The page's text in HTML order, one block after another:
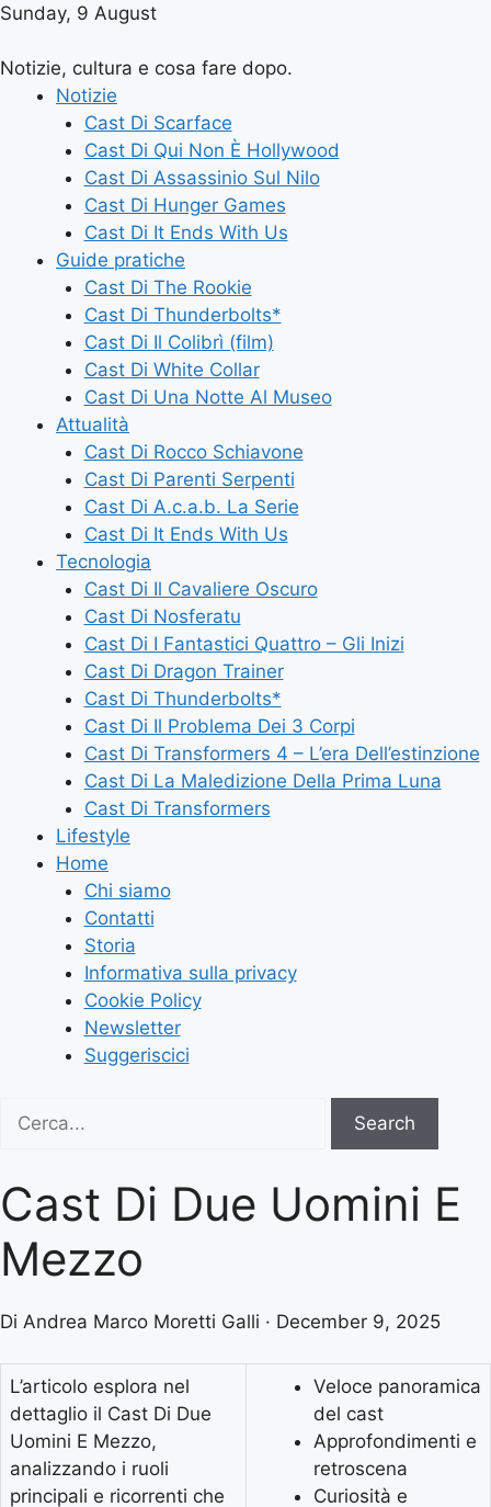
Sunday, 9 August
Notizie, cultura e cosa fare dopo.
Notizie
Cast Di Scarface
Cast Di Qui Non È Hollywood
Cast Di Assassinio Sul Nilo
Cast Di Hunger Games
Cast Di It Ends With Us
Guide pratiche
Cast Di The Rookie
Cast Di Thunderbolts*
Cast Di Il Colibrì (film)
Cast Di White Collar
Cast Di Una Notte Al Museo
Attualità
Cast Di Rocco Schiavone
Cast Di Parenti Serpenti
Cast Di A.c.a.b. La Serie
Cast Di It Ends With Us
Tecnologia
Cast Di Il Cavaliere Oscuro
Cast Di Nosferatu
Cast Di I Fantastici Quattro – Gli Inizi
Cast Di Dragon Trainer
Cast Di Thunderbolts*
Cast Di Il Problema Dei 3 Corpi
Cast Di Transformers 4 – L’era Dell’estinzione
Cast Di La Maledizione Della Prima Luna
Cast Di Transformers
Lifestyle
Home
Chi siamo
Contatti
Storia
Informativa sulla privacy
Cookie Policy
Newsletter
Suggeriscici
for:
Search
Cast Di Due Uomini E
Mezzo
Di Andrea Marco Moretti Galli · December 9, 2025
L’articolo esplora nel
dettaglio il Cast Di Due
Uomini E Mezzo,
analizzando i ruoli
principali e ricorrenti che
Veloce panoramica
del cast
Approfondimenti e
retroscena
Curiosità e